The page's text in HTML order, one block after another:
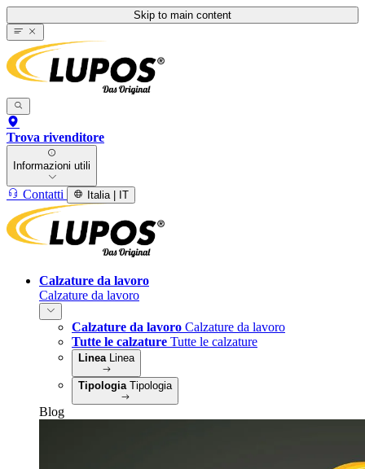
Skip to main content
Trova rivenditore
Informazioni utili
Contatti Italia | IT
Calzature da lavoro
Calzature da lavoro
Calzature da lavoro Calzature da lavoro
Tutte le calzature Tutte le calzature
Linea Linea
Tipologia Tipologia
Blog